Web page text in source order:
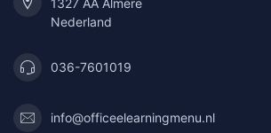
Nederland
036-7601019
info@officeelearningmenu.nl